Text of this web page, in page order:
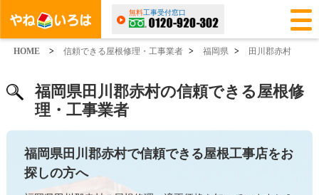
無料工事受付窓口
HOME > 信頼できる屋根修理・工事業者 > 福岡県 > 田川郡赤村
福岡県田川郡赤村の信頼できる屋根修
理・工事業者
福岡県田川郡赤村で信頼できる屋根工事店をお
探しの方へ